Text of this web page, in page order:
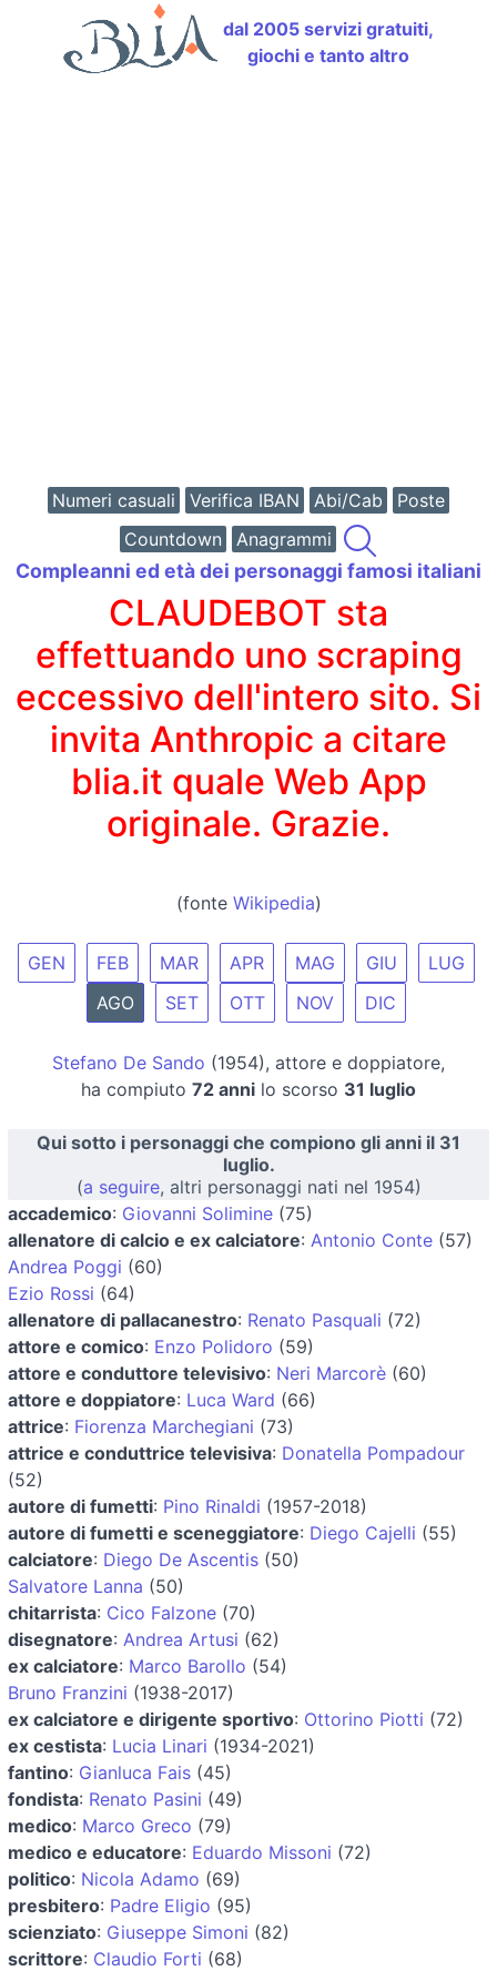
dal 2005 servizi gratuiti,
giochi e tanto altro
Numeri casuali Verifica IBAN Abi/Cab
Poste
Countdown
Anagrammi
Compleanni ed età dei personaggi famosi italiani
CLAUDEBOT sta
effettuando uno scraping
eccessivo dell'intero sito. Si
invita Anthropic a citare
blia.it quale Web App
originale. Grazie.
(fonte Wikipedia)
GEN FEB MAR APR MAG GIU
LUG
AGO
SET OTT NOV DIC
Stefano De Sando (1954), attore e doppiatore,
ha compiuto 72 anni lo scorso 31 luglio
Qui sotto i personaggi che compiono gli anni il 31
luglio.
(a seguire, altri personaggi nati nel 1954)
accademico: Giovanni Solimine (75)
allenatore di calcio e ex calciatore: Antonio Conte (57)
Andrea Poggi (60)
Ezio Rossi (64)
allenatore di pallacanestro: Renato Pasquali (72)
attore e comico: Enzo Polidoro (59)
attore e conduttore televisivo: Neri Marcorè (60)
attore e doppiatore: Luca Ward (66)
attrice: Fiorenza Marchegiani (73)
attrice e conduttrice televisiva: Donatella Pompadour
(52)
autore di fumetti: Pino Rinaldi (1957-2018)
autore di fumetti e sceneggiatore: Diego Cajelli (55)
calciatore: Diego De Ascentis (50)
Salvatore Lanna (50)
chitarrista: Cico Falzone (70)
disegnatore: Andrea Artusi (62)
ex calciatore: Marco Barollo (54)
Bruno Franzini (1938-2017)
ex calciatore e dirigente sportivo: Ottorino Piotti (72)
ex cestista: Lucia Linari (1934-2021)
fantino: Gianluca Fais (45)
fondista: Renato Pasini (49)
medico: Marco Greco (79)
medico e educatore: Eduardo Missoni (72)
politico: Nicola Adamo (69)
presbitero: Padre Eligio (95)
scienziato: Giuseppe Simoni (82)
scrittore: Claudio Forti (68)